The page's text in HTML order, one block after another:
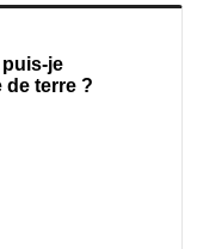
puis-je
de terre ?